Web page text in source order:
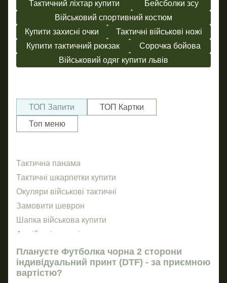
Тактичний ліхтар купити
Бейсболки зсу
Військовий спортивний костюм
Купити захисні очки
Тактичні військові ножі
Купити тактичний рюкзак
Сорочка бойова
Військовий одяг купити львів
ТОП Запити
ТОП Картки
Топ меню
Тактична панама
Тактичні шкарпетки купити
Окуляри військові тактичні
Замовити шеврон
Шапка військова купити
Армійські ремені
Військова футболка зсу
Військові куртки купити
Купити воєнний бушлат
Плануєте Футболка чорна 2 сторони
індивідуальний принт (DTF) - за приємною
вартістю?